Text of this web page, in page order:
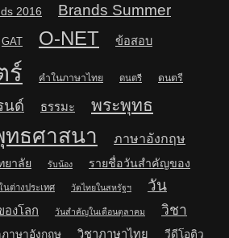
2016
Brands Summer
GAT O-NET ข้อสอบ
ร์ คำในภาษาไทย ดนตรี ดนตรี
นด์ ธรรมะ
พระพุทธ
ทธศาสนา ภาษาอังกฤษ
ยาลัย รับน้อง
รายชื่อวันสำคัญของ
นต่างประเทศ วัดไทยในสหรัฐฯ
วัน
งโลก วันสำคัญในเดือนตุลาคม
วิชา
าษาอังกฤษ วิชาภาษาไทย วีดีโอติว